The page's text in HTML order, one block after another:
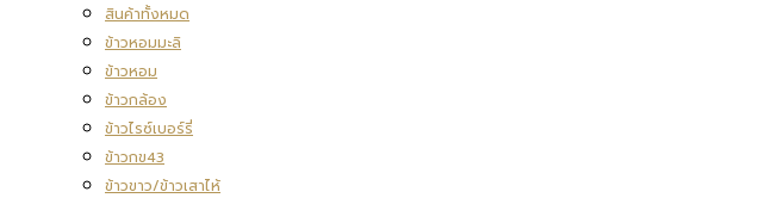
สินค้าทั้งหมด
ข้าวหอมมะลิ
ข้าวหอม
ข้าวกล้อง
ข้าวไรซ์เบอร์รี่
ข้าวกข43
ข้าวขาว/ข้าวเสาไห้